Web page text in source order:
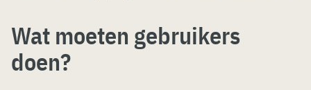
Wat moeten gebruikers
doen?